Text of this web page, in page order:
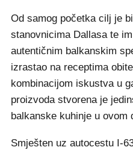
Od samog početka cilj je
stanovnicima Dallasa te
autentičnim balkanskim
izrastao na receptima
kombinacijom iskustva u
proizvoda stvorena je
balkanske kuhinje u ovom
Smješten uz autocestu I-